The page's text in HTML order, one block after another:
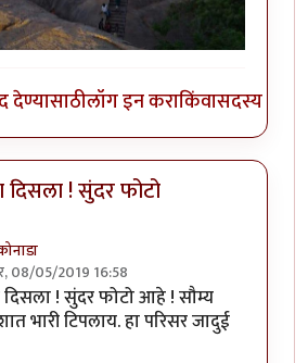
देण्यासाठीलॉग इन कराकिंवासदस्य व्हा
! सुंदर फोटो
08/05/2019 16:58
toफोटो आता पाहा दिसतोय का ?
! सुंदर फोटो आहे ! सौम्य
भारी टिपलाय. हा परिसर जादुई